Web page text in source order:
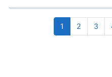
1 2 3